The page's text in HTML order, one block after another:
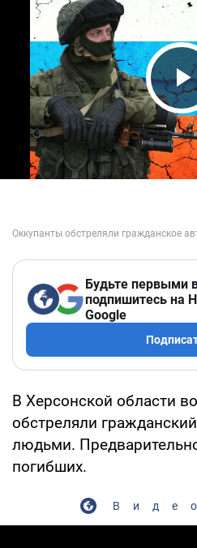
Будьте первыми
подпишитесь на
Google
В Херсонской области
обстреляли
людьми.
погибших.